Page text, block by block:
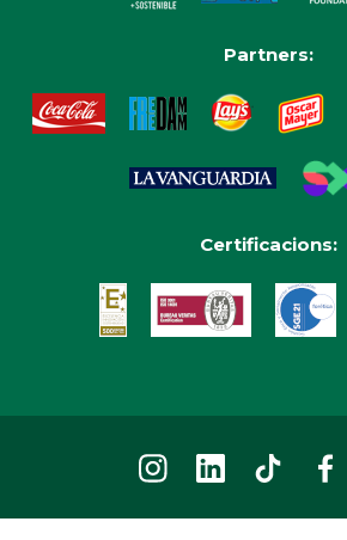
Partners:
Certificacions: